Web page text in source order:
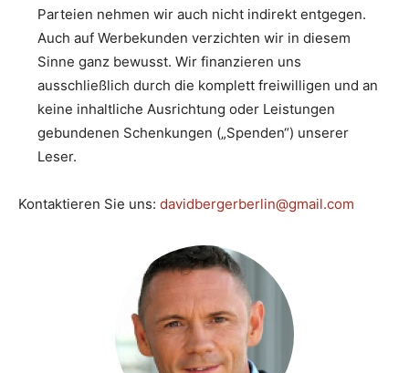
Parteien nehmen wir auch nicht indirekt entgegen.
Auch auf Werbekunden verzichten wir in diesem
Sinne ganz bewusst. Wir finanzieren uns
ausschließlich durch die komplett freiwilligen und an
keine inhaltliche Ausrichtung oder Leistungen
gebundenen Schenkungen („Spenden“) unserer
Leser.
Kontaktieren Sie uns: davidbergerberlin@gmail.com